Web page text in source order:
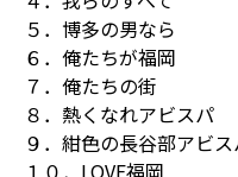
５．博多の男なら
６．俺たちが福岡
７．俺たちの街
８．熱くなれアビスパ
９．紺色の長谷部アビ
１０．LOVE福岡